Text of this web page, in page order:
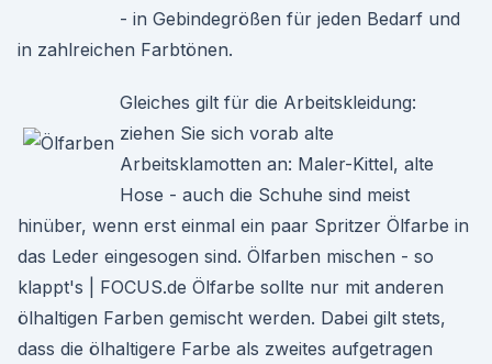
- in Gebindegrößen für jeden Bedarf und
in zahlreichen Farbtönen.
Gleiches gilt für die Arbeitskleidung:
ziehen Sie sich vorab alte
Arbeitsklamotten an: Maler-Kittel, alte
Hose - auch die Schuhe sind meist
hinüber, wenn erst einmal ein paar Spritzer Ölfarbe in
das Leder eingesogen sind. Ölfarben mischen - so
klappt's | FOCUS.de Ölfarbe sollte nur mit anderen
ölhaltigen Farben gemischt werden. Dabei gilt stets,
dass die ölhaltigere Farbe als zweites aufgetragen